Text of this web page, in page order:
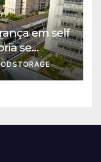
em self
se